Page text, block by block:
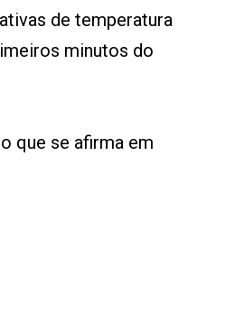
de temperatura
minutos do
que se afirma em